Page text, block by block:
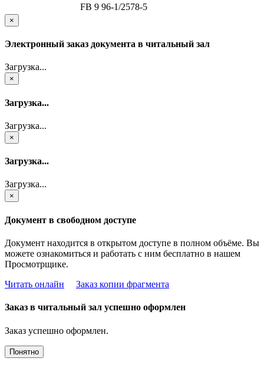
FB 9 96-1/2578-5
×
Электронный заказ документа в читальный зал
Загрузка...
×
Загрузка...
Загрузка...
×
Загрузка...
Загрузка...
×
Документ в свободном доступе
Документ находится в открытом доступе в полном объёме. Вы
можете ознакомиться и работать с ним бесплатно в нашем
Просмотрщике.
Читать онлайн
Заказ копии фрагмента
Заказ в читальный зал успешно оформлен
Заказ успешно оформлен.
Понятно